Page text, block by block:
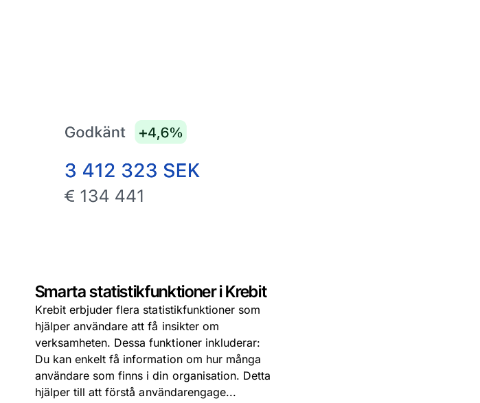
Smarta statistikfunktioner i Krebit
Krebit erbjuder flera statistikfunktioner som
hjälper användare att få insikter om
verksamheten. Dessa funktioner inkluderar:
Du kan enkelt få information om hur många
användare som finns i din organisation. Detta
hjälper till att förstå användarengage...